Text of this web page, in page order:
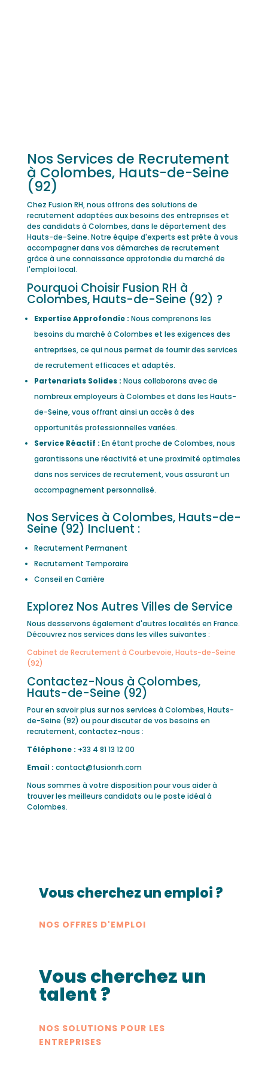
Nos Services de Recrutement
à Colombes, Hauts-de-Seine
(92)
Chez Fusion RH, nous offrons des solutions de
recrutement adaptées aux besoins des entreprises et
des candidats à Colombes, dans le département des
Hauts-de-Seine. Notre équipe d'experts est prête à vous
accompagner dans vos démarches de recrutement
grâce à une connaissance approfondie du marché de
l'emploi local.
Pourquoi Choisir Fusion RH à
Colombes, Hauts-de-Seine (92) ?
Expertise Approfondie : Nous comprenons les
besoins du marché à Colombes et les exigences des
entreprises, ce qui nous permet de fournir des services
de recrutement efficaces et adaptés.
Partenariats Solides : Nous collaborons avec de
nombreux employeurs à Colombes et dans les Hauts-
de-Seine, vous offrant ainsi un accès à des
opportunités professionnelles variées.
Service Réactif : En étant proche de Colombes, nous
garantissons une réactivité et une proximité optimales
dans nos services de recrutement, vous assurant un
accompagnement personnalisé.
Nos Services à Colombes, Hauts-de-
Seine (92) Incluent :
Recrutement Permanent
Recrutement Temporaire
Conseil en Carrière
Explorez Nos Autres Villes de Service
Nous desservons également d'autres localités en France.
Découvrez nos services dans les villes suivantes :
Cabinet de Recrutement à Courbevoie, Hauts-de-Seine
(92)
Contactez-Nous à Colombes,
Hauts-de-Seine (92)
Pour en savoir plus sur nos services à Colombes, Hauts-
de-Seine (92) ou pour discuter de vos besoins en
recrutement, contactez-nous :
Téléphone : +33 4 81 13 12 00
Email : contact@fusionrh.com
Nous sommes à votre disposition pour vous aider à
trouver les meilleurs candidats ou le poste idéal à
Colombes.
Vous cherchez un emploi ?
NOS OFFRES D'EMPLOI
Vous cherchez un
talent ?
NOS SOLUTIONS POUR LES
ENTREPRISES